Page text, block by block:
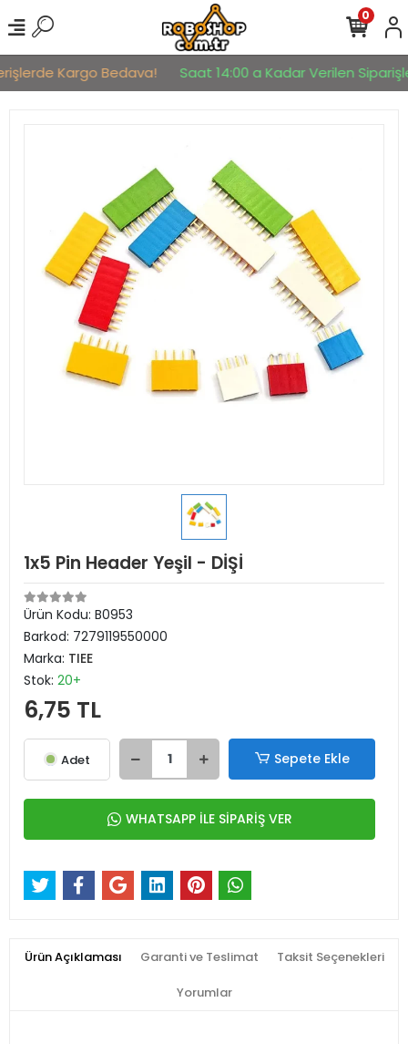
Kargo Bedava! Saat 14:00 a Kadar Verilen
0
1x5 Pin Header Yeşil - DİŞİ
Ürün Kodu: B0953
Barkod: 7279119550000
Marka: TIEE
Stok: 20+
6,75 TL
Adet Sepete Ekle
WHATSAPP İLE SİPARİŞ VER
Ürün Açıklaması Garanti ve Teslimat Taksit Seçenekleri
Yorumlar